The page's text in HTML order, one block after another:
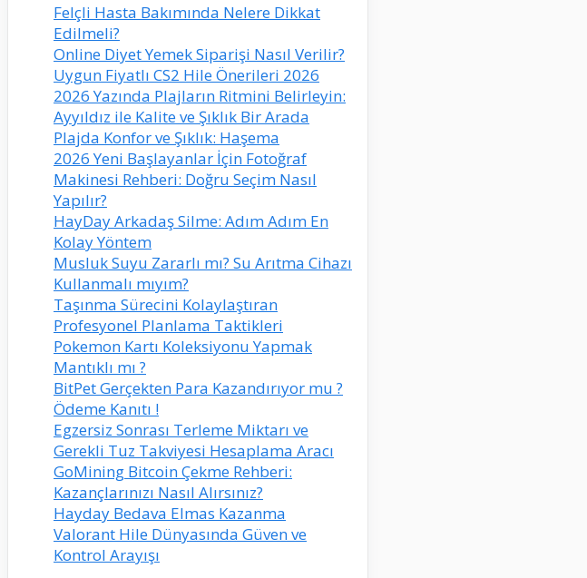
Felçli Hasta Bakımında Nelere Dikkat
Edilmeli?
Online Diyet Yemek Siparişi Nasıl Verilir?
Uygun Fiyatlı CS2 Hile Önerileri 2026
2026 Yazında Plajların Ritmini Belirleyin:
Ayyıldız ile Kalite ve Şıklık Bir Arada
Plajda Konfor ve Şıklık: Haşema
2026 Yeni Başlayanlar İçin Fotoğraf
Makinesi Rehberi: Doğru Seçim Nasıl
Yapılır?
HayDay Arkadaş Silme: Adım Adım En
Kolay Yöntem
Musluk Suyu Zararlı mı? Su Arıtma Cihazı
Kullanmalı mıyım?
Taşınma Sürecini Kolaylaştıran
Profesyonel Planlama Taktikleri
Pokemon Kartı Koleksiyonu Yapmak
Mantıklı mı ?
BitPet Gerçekten Para Kazandırıyor mu ?
Ödeme Kanıtı !
Egzersiz Sonrası Terleme Miktarı ve
Gerekli Tuz Takviyesi Hesaplama Aracı
GoMining Bitcoin Çekme Rehberi:
Kazançlarınızı Nasıl Alırsınız?
Hayday Bedava Elmas Kazanma
Valorant Hile Dünyasında Güven ve
Kontrol Arayışı